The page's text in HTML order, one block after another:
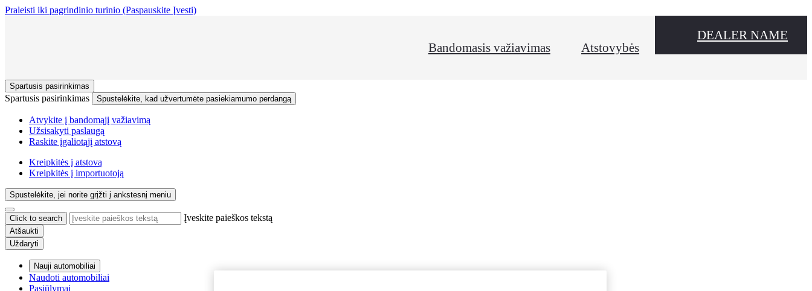
Praleisti iki pagrindinio turinio (Paspauskite Įvesti)
Bandomasis važiavimas Atstovybės
DEALER NAME
Spartusis pasirinkimas
Spartusis pasirinkimas Spustelėkite, kad užvertumėte pasiekiamumo perdangą
Atvykite į bandomąjį važiavimą
Užsisakyti paslaugą
Raskite įgaliotąjį atstovą
Kreipkitės į atstovą
Kreipkitės į importuotoją
Spustelėkite, jei norite grįžti į ankstesnį meniu
Click to search Įveskite paieškos tekstą
Atšaukti
Uždaryti
Nauji automobiliai
Naudoti automobiliai
Pasiūlymai